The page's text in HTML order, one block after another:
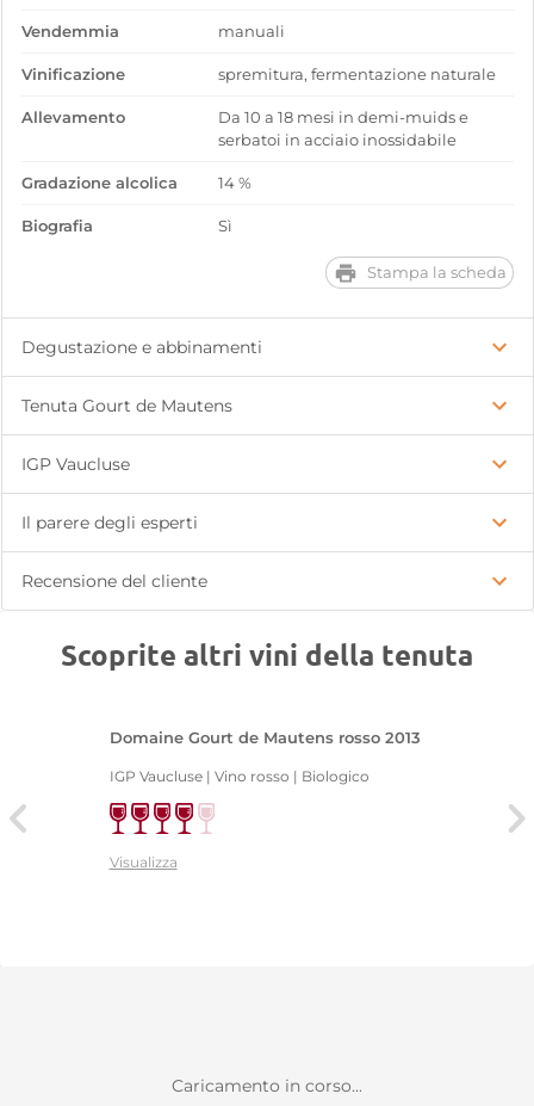
Vendemmia manuali
Vinificazione spremitura, fermentazione naturale
Allevamento
Da 10 a 18 mesi in demi-muids e
serbatoi in acciaio inossidabile
Gradazione alcolica 14 %
Biografia Sì
Stampa la scheda
Degustazione e abbinamenti
Tenuta Gourt de Mautens
IGP Vaucluse
Il parere degli esperti
Recensione del cliente
Scoprite altri vini della tenuta
Domaine Gourt de Mautens rosso 2013
IGP Vaucluse | Vino rosso | Biologico
Visualizza
Caricamento in corso...